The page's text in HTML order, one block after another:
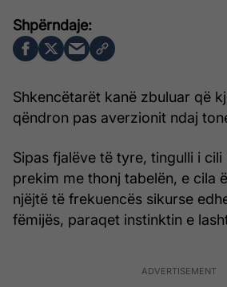
Shkencëtarët kanë zbuluar që
qëndron pas averzionit ndaj
Sipas fjalëve të tyre, tingulli i
prekim me thonj tabelën, e cila
njëjtë të frekuencës sikurse
fëmijës, paraqet instinktin e